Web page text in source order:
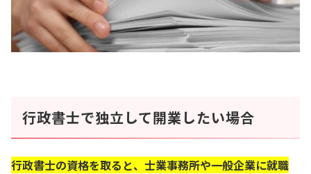
行政書士で独立して開業したい場合
行政書士の資格を取ると、士業事務所や一般企業に就職